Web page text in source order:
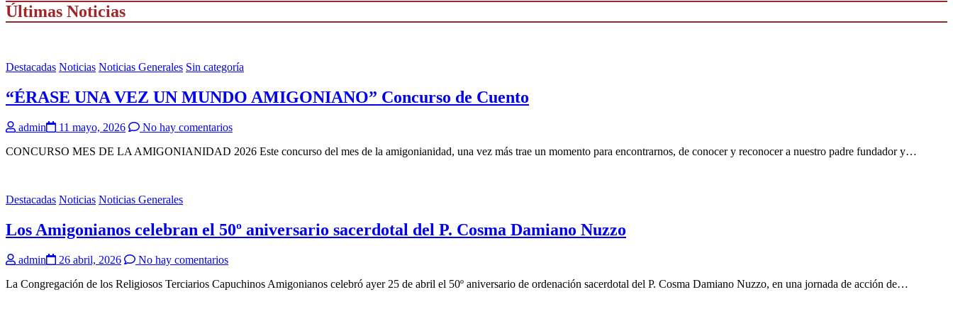
Últimas Noticias
Destacadas Noticias Noticias Generales Sin categoría
“ÉRASE UNA VEZ UN MUNDO AMIGONIANO” Concurso de Cuento
admin 11 mayo, 2026
No hay comentarios
CONCURSO MES DE LA AMIGONIANIDAD 2026 Este concurso del mes de la amigonianidad, una vez más trae un momento para encontrarnos, de conocer y reconocer a nuestro padre fundador y…
Destacadas Noticias Noticias Generales
Los Amigonianos celebran el 50º aniversario sacerdotal del P. Cosma Damiano Nuzzo
admin 26 abril, 2026
No hay comentarios
La Congregación de los Religiosos Terciarios Capuchinos Amigonianos celebró ayer 25 de abril el 50º aniversario de ordenación sacerdotal del P. Cosma Damiano Nuzzo, en una jornada de acción de…